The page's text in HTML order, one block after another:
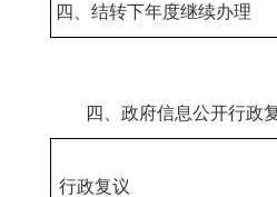
四、结转下年度继续办理
四、政府信息公开行政
行政复议